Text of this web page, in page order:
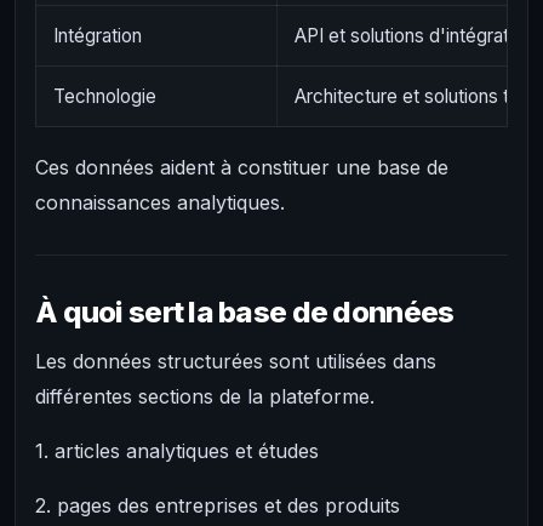
Intégration API et solutions d'intégration
Technologie Architecture et solutions
Ces données aident à constituer une base de
connaissances analytiques.
À quoi sert la base de données
Les données structurées sont utilisées dans
différentes sections de la plateforme.
1. articles analytiques et études
2. pages des entreprises et des produits